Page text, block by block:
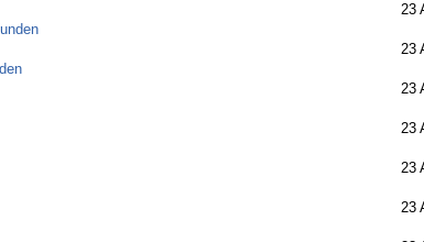
23
23
23
23
23
23